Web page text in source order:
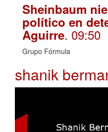
Sheinbaum
político en
Aguirre. 09:50
Grupo Fórmula
shanik